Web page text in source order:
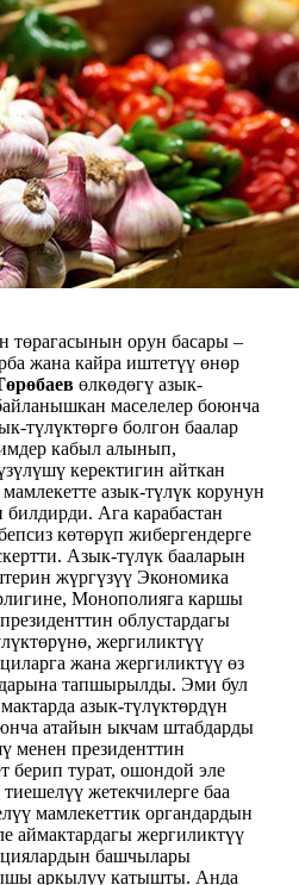
төрагасынын орун басары –
жана кайра иштетүү өнөр
өлкөдөгү азык-
маселелер боюнча
түлүктөргө болгон баалар
кабыл алынып,
керектигин айткан
азык-түлүк корунун
Ага карабастан
көтөрүп жибергендерге
Азык-түлүк бааларын
жүргүзүү Экономика
Монополияга каршы
облустардагы
жергиликтүү
жана жергиликтүү өз
тапшырылды. Эми бул
азык-түлүктөрдүн
атайын ыкчам штабдарды
менен президенттин
берип турат, ошондой эле
жетекчилерге баа
мамлекеттик органдардын
аймактардагы жергиликтүү
башчылары
аркылуу катышты. Анда